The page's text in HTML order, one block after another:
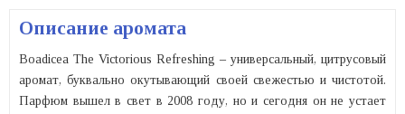
Описание аромата
Boadicea The Victorious Refreshing – универсальный, цитрусовый
аромат, буквально окутывающий своей свежестью и чистотой.
Парфюм вышел в свет в 2008 году, но и сегодня он не устает